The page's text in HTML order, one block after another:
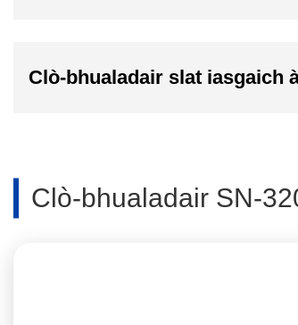
Clò-bhualadair slat iasgaich
Clò-bhualadair SN-